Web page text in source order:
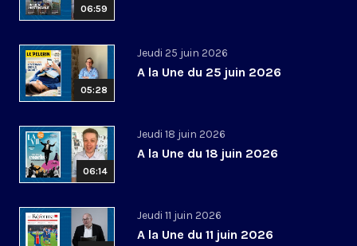
06:59
05:28
Jeudi 25 juin 2026
A la Une du 25 juin 2026
06:14
Jeudi 18 juin 2026
A la Une du 18 juin 2026
Jeudi 11 juin 2026
A la Une du 11 juin 2026